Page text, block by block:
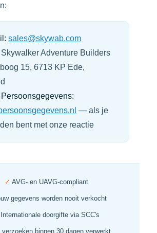
sales@skywab.com
Skywalker Adventure Builders
15, 6713 KP Ede,
— als je
bent met onze reactie
✓ AVG- en UAVG-compliant
gegevens worden nooit verkocht
Internationale doorgifte via SCC's
verzoeken binnen 30 dagen verwerkt